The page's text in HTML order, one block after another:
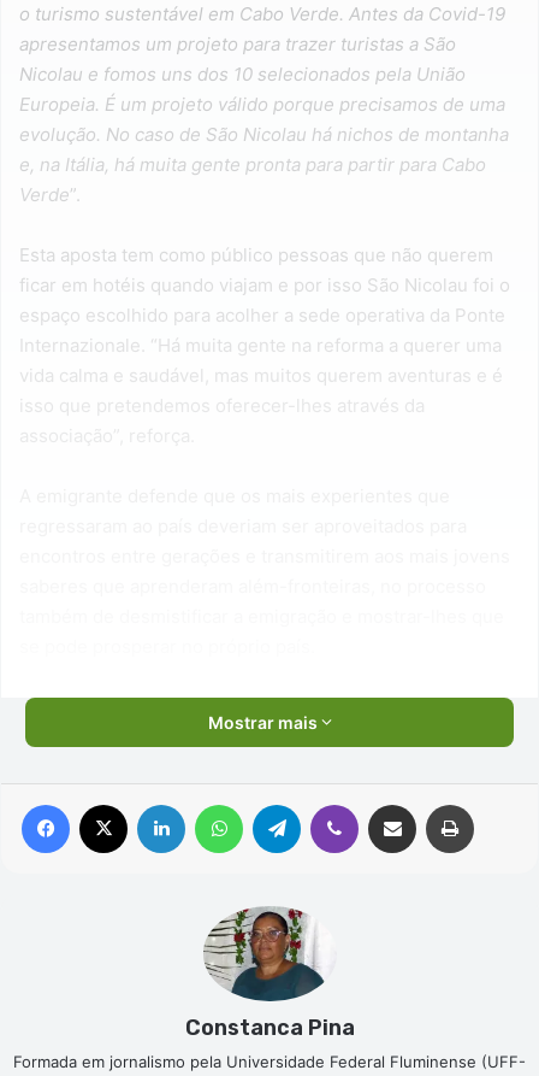
o turismo sustentável em Cabo Verde. Antes da Covid-19
apresentamos um projeto para trazer turistas a São
Nicolau e fomos uns dos 10 selecionados pela União
Europeia. É um projeto válido porque precisamos de uma
evolução. No caso de São Nicolau há nichos de montanha
e, na Itália, há muita gente pronta para partir para Cabo
Verde”.
Esta aposta tem como público pessoas que não querem
ficar em hotéis quando viajam e por isso São Nicolau foi o
espaço escolhido para acolher a sede operativa da Ponte
Internazionale. “Há muita gente na reforma a querer uma
vida calma e saudável, mas muitos querem aventuras e é
isso que pretendemos oferecer-lhes através da
Mostrar mais
Facebook Linkedin WhatsAppTelegram Viber Compartilhar via e-mail
Constanca Pina
Formada em jornalismo pela Universidade Federal Fluminense (UFF-